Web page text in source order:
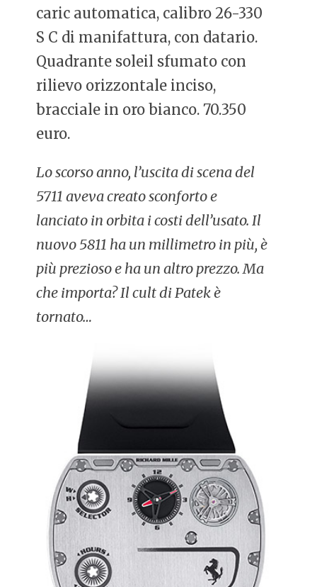
caric automatica, calibro 26-330
S C di manifattura, con datario.
Quadrante soleil sfumato con
rilievo orizzontale inciso,
bracciale in oro bianco. 70.350
euro.
Lo scorso anno, l’uscita di scena del
5711 aveva creato sconforto e
lanciato in orbita i costi dell’usato. Il
nuovo 5811 ha un millimetro in più, è
più prezioso e ha un altro prezzo. Ma
che importa? Il cult di Patek è
tornato…